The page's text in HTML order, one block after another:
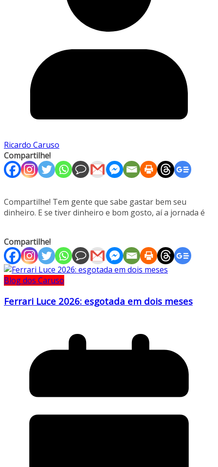
Ricardo Caruso
Compartilhe!
Compartilhe! Tem gente que sabe gastar bem seu
dinheiro. E se tiver dinheiro e bom gosto, aí a jornada é
Compartilhe!
Blog dos Caruso
Ferrari Luce 2026: esgotada em dois meses